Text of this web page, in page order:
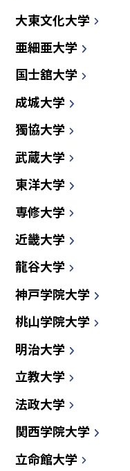
大東文化大学
亜細亜大学
国士舘大学
成城大学
獨協大学
武蔵大学
東洋大学
専修大学
近畿大学
龍谷大学
神戸学院大学
桃山学院大学
明治大学
立教大学
法政大学
関西学院大学
立命館大学